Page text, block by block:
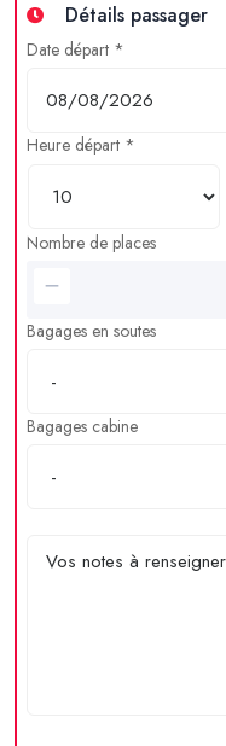
Détails passager
Date départ *
Heure départ *
Nombre de places
Bagages en soutes
Bagages cabine